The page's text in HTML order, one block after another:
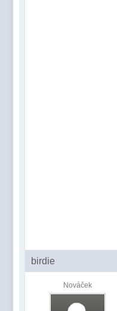
birdie
Nováček